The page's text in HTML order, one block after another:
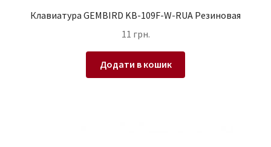
Клавиатура GEMBIRD KB-109F-W-RUA Резиновая
11 грн.
Додати в кошик